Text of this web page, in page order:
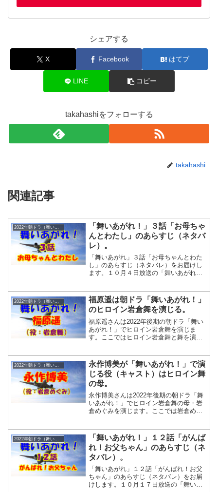
シェアする
X Facebook はてブ
LINE コピー
takahashiをフォローする
takahashi
関連記事
2022年朝ドラ（舞いあがれ！）
「舞いあがれ！」３話「お母ちゃ
んとわたし」のあらすじ（ネタバ
レ）。
「舞いあがれ」３話「お母ちゃんとわた
し」のあらすじ（ネタバレ）をお届けし
ます。１０月４日放送の「舞いあがれ」
の発熱の世話と家事全般、そして工場の
仕事でいっぱいいっぱいになっていまし
たね。「舞いあがれ！」３話「お母ちゃ
んとわたし」のあらすじ（ネタバレ）。
放送日：２０２２年１０月５日（水）憎
まれ口ばかりのお兄ちゃんだと思ってい
たら...
福原遥は朝ドラ「舞いあがれ！」
のヒロイン岩倉舞を演じる。
福原遥さんは2022年後期の朝ドラ「舞い
あがれ！」でヒロイン岩倉舞を演じま
す。ここではヒロイン岩倉舞と舞を演じ
永作博美が「舞いあがれ！」で演
じる役（キャスト）はヒロイン舞
の母。
永作博美さんは2022年後期の朝ドラ「舞
いあがれ！」でヒロイン岩倉舞の母・岩
倉めぐみを演じます。ここでは岩倉めぐ
す。
2022年朝ドラ（舞いあがれ！）
「舞いあがれ！」１２話「がんば
れ！お父ちゃん」のあらすじ（ネ
タバレ）。
「舞いあがれ」１２話「がんばれ！お父
ちゃん」のあらすじ（ネタバレ）をお届
けします。１０月１７日放送の「舞いあ